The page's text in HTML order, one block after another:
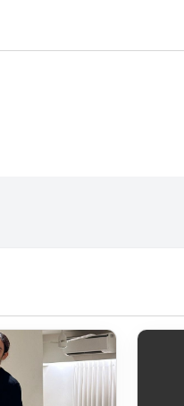
लड़के से यूट्यूबर बनने की